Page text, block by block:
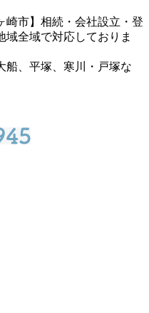
崎市】相続・会社設立・登
全域で対応しておりま
船、平塚、寒川・戸塚な